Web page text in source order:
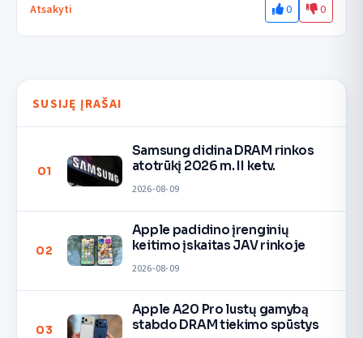
Atsakyti 0 0
SUSIJĘ ĮRAŠAI
01
Samsung didina DRAM rinkos
atotrūkį 2026 m. II ketv.
2026-08-09
02
Apple padidino įrenginių
keitimo įskaitas JAV rinkoje
2026-08-09
03
Apple A20 Pro lustų gamybą
stabdo DRAM tiekimo spūstys